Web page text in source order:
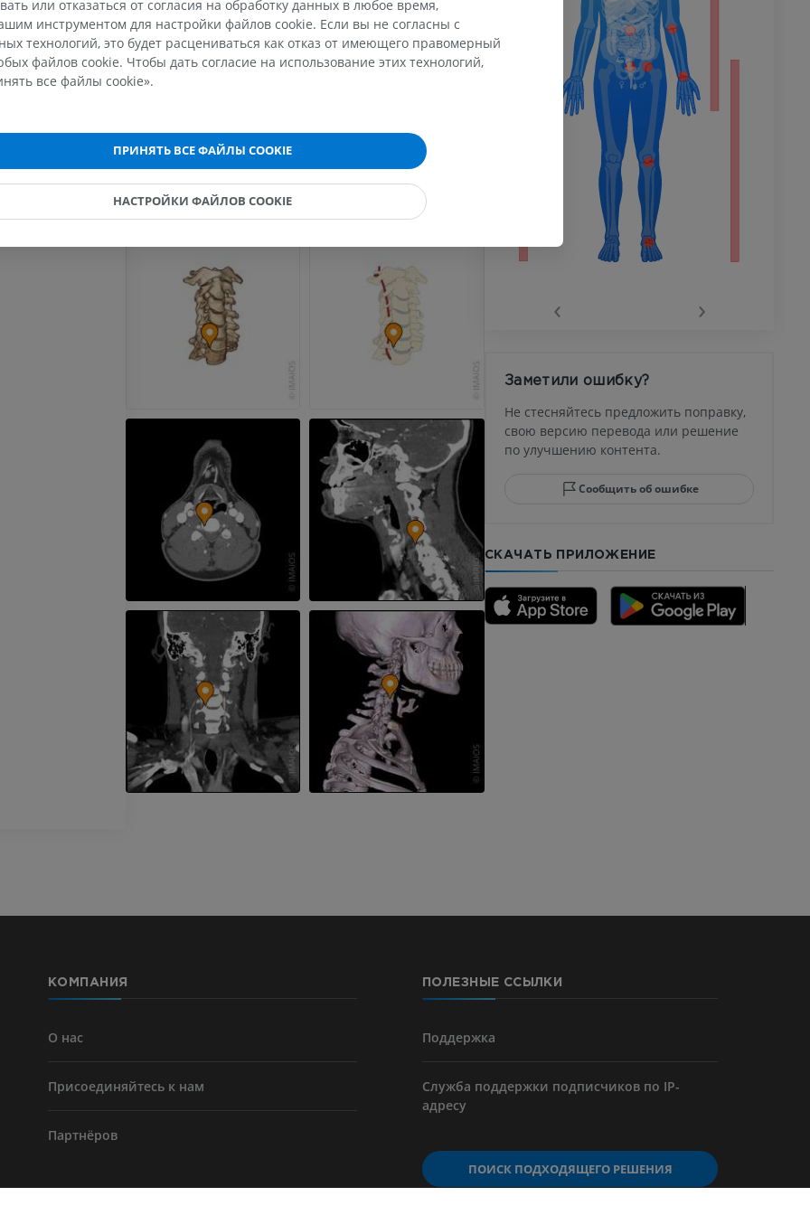
нервами — обусловливают необходимость их
обязательного учёта при хирургических доступах к
шейному отделу позвоночника.
Галерея
МРТ плечевого сустава
MPT
ПРЕМИУМ
МРТ локтевого сустава
ПРЕМИУМ
Верхняя конечность
Ангиография артерий
верхней конечности
БЕСПЛАТНО
Visible Human Project
нижней конечности
Рентгенограммы
Hip MRI
ПРЕМИУМ
МРТ коленного сустава
КТ-артрография
МРТ предплюсны и
заднего отдела стопы
MPT
ПРЕМИУМ
МРТ переднего отдела
ПРЕМИУМ
Lower limb CTA
ПРЕМИУМ
Голень (артерии и
кости)
KT
‹ ›
Заметили ошибку?
Не стесняйтесь предложить поправку,
свою версию перевода или решение
по улучшению контента.
Сообщить об ошибке
СКАЧАТЬ ПРИЛОЖЕНИЕ
КОМПАНИЯ
О нас
Присоединяйтесь к нам
Партнёров
ПОЛЕЗНЫЕ ССЫЛКИ
Поддержка
Служба поддержки подписчиков по IP-
адресу
ПОИСК ПОДХОДЯЩЕГО РЕШЕНИЯ
или отказаться от согласия на обработку данных в любое время,
инструментом для настройки файлов cookie. Если вы не согласны с
технологий, это будет расцениваться как отказ от имеющего правомерный
файлов cookie. Чтобы дать согласие на использование этих технологий,
все файлы cookie».
ПРИНЯТЬ ВСЕ ФАЙЛЫ COOKIE
НАСТРОЙКИ ФАЙЛОВ COOKIE